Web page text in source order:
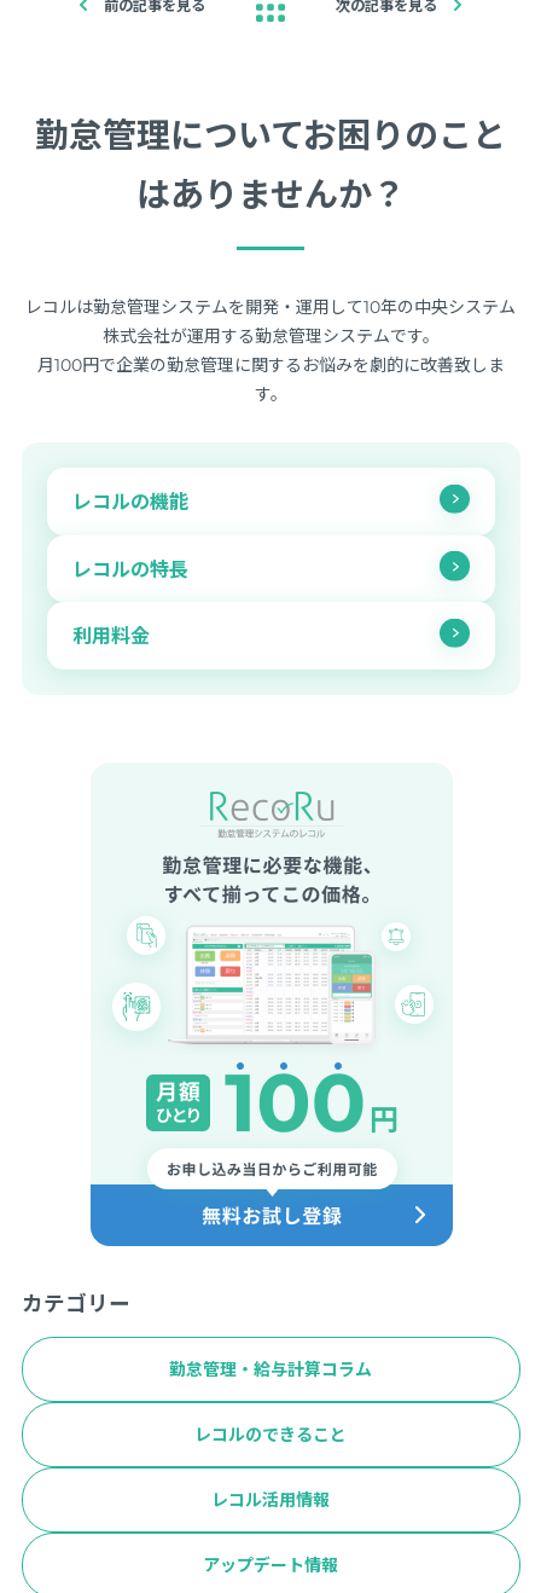
前の記事を見る 次の記事を見る
勤怠管理についてお困りのこと
はありませんか？
レコルは勤怠管理システムを開発・運用して10年の中央システム
株式会社が運用する勤怠管理システムです。
月100円で企業の勤怠管理に関するお悩みを劇的に改善致しま
す。
レコルの機能
レコルの特長
利用料金
カテゴリー
勤怠管理・給与計算コラム
レコルのできること
レコル活用情報
アップデート情報